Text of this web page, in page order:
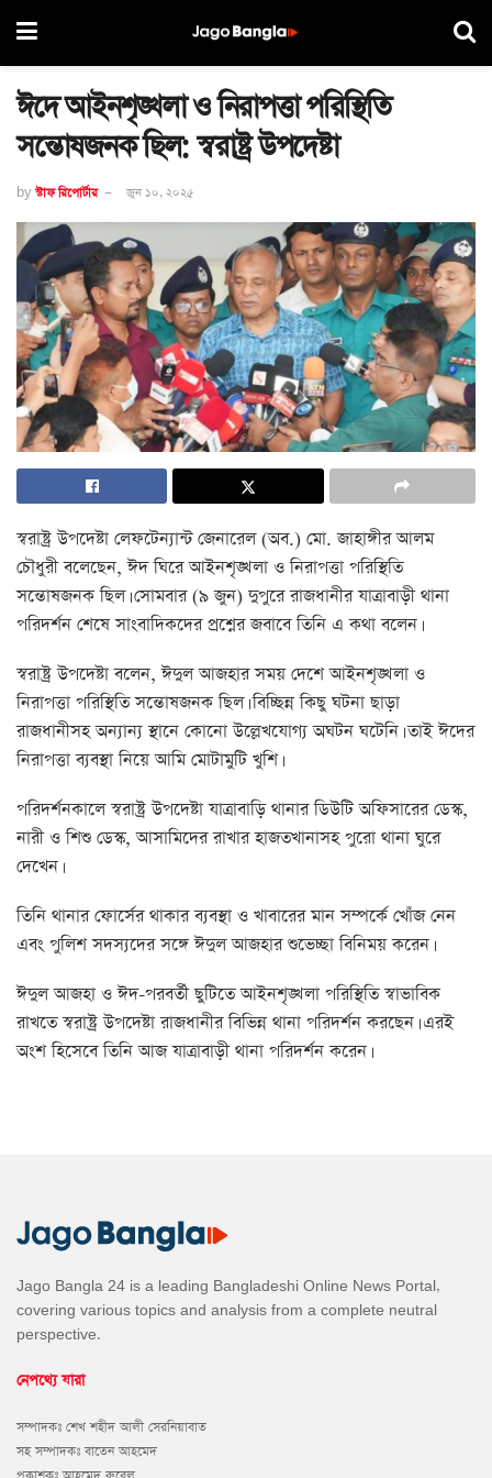
ঈদে আইনশৃঙ্খলা ও নিরাপত্তা পরিস্থিতি
সন্তোষজনক ছিল: স্বরাষ্ট্র উপদেষ্টা
by স্টাফ রিপোর্টার জুন ১০, ২০২৫
স্বরাষ্ট্র উপদেষ্টা লেফটেন্যান্ট জেনারেল (অব.) মো. জাহাঙ্গীর আলম
চৌধুরী বলেছেন, ঈদ ঘিরে আইনশৃঙ্খলা ও নিরাপত্তা পরিস্থিতি
সন্তোষজনক ছিল। সোমবার (৯ জুন) দুপুরে রাজধানীর যাত্রাবাড়ী থানা
পরিদর্শন শেষে সাংবাদিকদের প্রশ্নের জবাবে তিনি এ কথা বলেন।
স্বরাষ্ট্র উপদেষ্টা বলেন, ঈদুল আজহার সময় দেশে আইনশৃঙ্খলা ও
নিরাপত্তা পরিস্থিতি সন্তোষজনক ছিল। বিচ্ছিন্ন কিছু ঘটনা ছাড়া
রাজধানীসহ অন্যান্য স্থানে কোনো উল্লেখযোগ্য অঘটন ঘটেনি। তাই ঈদের
নিরাপত্তা ব্যবস্থা নিয়ে আমি মোটামুটি খুশি।
পরিদর্শনকালে স্বরাষ্ট্র উপদেষ্টা যাত্রাবাড়ি থানার ডিউটি অফিসারের ডেস্ক,
নারী ও শিশু ডেস্ক, আসামিদের রাখার হাজতখানাসহ পুরো থানা ঘুরে
দেখেন।
তিনি থানার ফোর্সের থাকার ব্যবস্থা ও খাবারের মান সম্পর্কে খোঁজ নেন
এবং পুলিশ সদস্যদের সঙ্গে ঈদুল আজহার শুভেচ্ছা বিনিময় করেন।
ঈদুল আজহা ও ঈদ-পরবর্তী ছুটিতে আইনশৃঙ্খলা পরিস্থিতি স্বাভাবিক
রাখতে স্বরাষ্ট্র উপদেষ্টা রাজধানীর বিভিন্ন থানা পরিদর্শন করছেন। এরই
অংশ হিসেবে তিনি আজ যাত্রাবাড়ী থানা পরিদর্শন করেন।
Jago Bangla 24 is a leading Bangladeshi Online News Portal,
covering various topics and analysis from a complete neutral
perspective.
নেপথ্যে যারা
সম্পাদকঃ শেখ শহীদ আলী সেরনিয়াবাত
সহ সম্পাদকঃ বাতেন আহমেদ